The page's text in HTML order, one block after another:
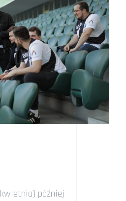
kwietnia) później